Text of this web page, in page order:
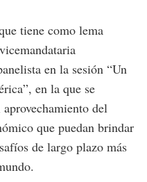
tiene como lema
en la sesión “Un
en la que se
del
que puedan brindar
de largo plazo más